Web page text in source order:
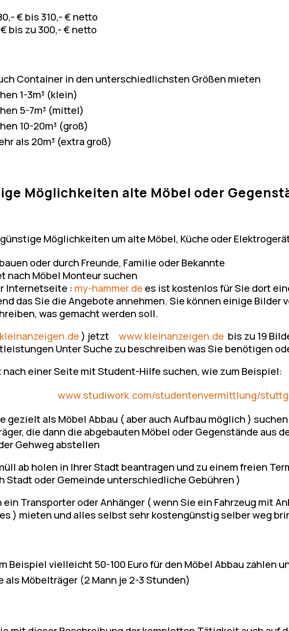
€ bis 310,- € netto
bis zu 300,- € netto
Container in den unterschiedlichsten Größen mieten
1-3m³ (klein)
5-7m³ (mittel)
10-20m³ (groß)
als 20m³ (extra groß)
Möglichkeiten alte Möbel oder
Möglichkeiten um alte Möbel, Küche oder
oder durch Freunde, Familie oder Bekannte
nach Möbel Monteur suchen
Internetseite : my-hammer.de es ist kostenlos für Sie dort
das Sie die Angebote annehmen. Sie können einige Bilder
was gemacht werden soll.
) jetztwww.kleinanzeigen.de bis zu 19
Unter Suche zu beschreiben was Sie benötigen
nach einer Seite mit Student-Hilfe suchen, wie zum Beispiel:
www.studiwork.com/studentenvermittlung/
gezielt als Möbel Abbau ( aber auch Aufbau möglich ) suchen
die dann die abgebauten Möbel oder Gegenstände aus
Gehweg abstellen
ab holen in Ihrer Stadt beantragen und zu einem freien
Stadt oder Gemeinde unterschiedliche Gebühren )
ein Transporter oder Anhänger ( wenn Sie ein Fahrzeug mit
) mieten und alles selbst sehr kostengünstig selber weg
Beispiel vielleicht 50-100 Euro für den Möbel Abbau zahlen
als Möbelträger (2 Mann je 2-3 Stunden)